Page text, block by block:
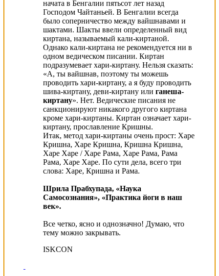
начата в Бенгалии пятьсот лет назад
Господом Чайтаньей. В Бенгалии всегда
было соперничество между вайшнавами и
шактами. Шакты ввели определенный вид
киртана, называемый кали-киртаной.
Однако кали-киртана не рекомендуется ни в
одном ведическом писании. Киртан
подразумевает хари-киртану. Нельзя сказать:
«А, ты вайшнав, поэтому ты можешь
проводить хари-киртану, а я буду проводить
шива-киртану, деви-киртану или ганеша-
киртану». Нет. Ведические писания не
санкционируют никакого другого киртана
кроме хари-киртаны. Киртан означает хари-
киртану, прославление Кришны.
Итак, метод хари-киртаны очень прост: Харе
Кришна, Харе Кришна, Кришна Кришна,
Харе Харе / Харе Рама, Харе Рама, Рама
Рама, Харе Харе. По сути дела, всего три
слова: Харе, Кришна и Рама.
Шрила Прабхупада, «Наука
Самосознания», «Практика йоги в наш
век».
Все четко, ясно и однозначно! Думаю, что
тему можно закрывать.
ISKCON